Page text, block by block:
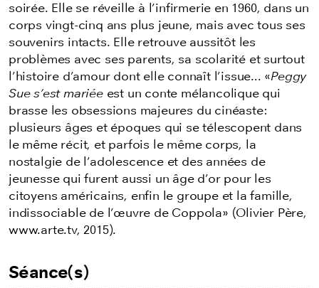
soirée. Elle se réveille à l’infirmerie en 1960, dans un
corps vingt-cinq ans plus jeune, mais avec tous ses
souvenirs intacts. Elle retrouve aussitôt les
problèmes avec ses parents, sa scolarité et surtout
l’histoire d’amour dont elle connaît l’issue... «Peggy
Sue s’est mariée est un conte mélancolique qui
brasse les obsessions majeures du cinéaste:
plusieurs âges et époques qui se télescopent dans
le même récit, et parfois le même corps, la
nostalgie de l’adolescence et des années de
jeunesse qui furent aussi un âge d’or pour les
citoyens américains, enfin le groupe et la famille,
indissociable de l’œuvre de Coppola» (Olivier Père,
www.arte.tv, 2015).
Séance(s)